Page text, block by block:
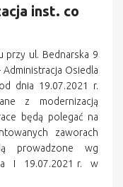
inst. co
przy ul. Bednarska 9
Osiedla
dnia 19.07.2021 r.
z modernizacją
będą polegać na
zaworach
prowadzone wg
I 19.07.2021 r. w